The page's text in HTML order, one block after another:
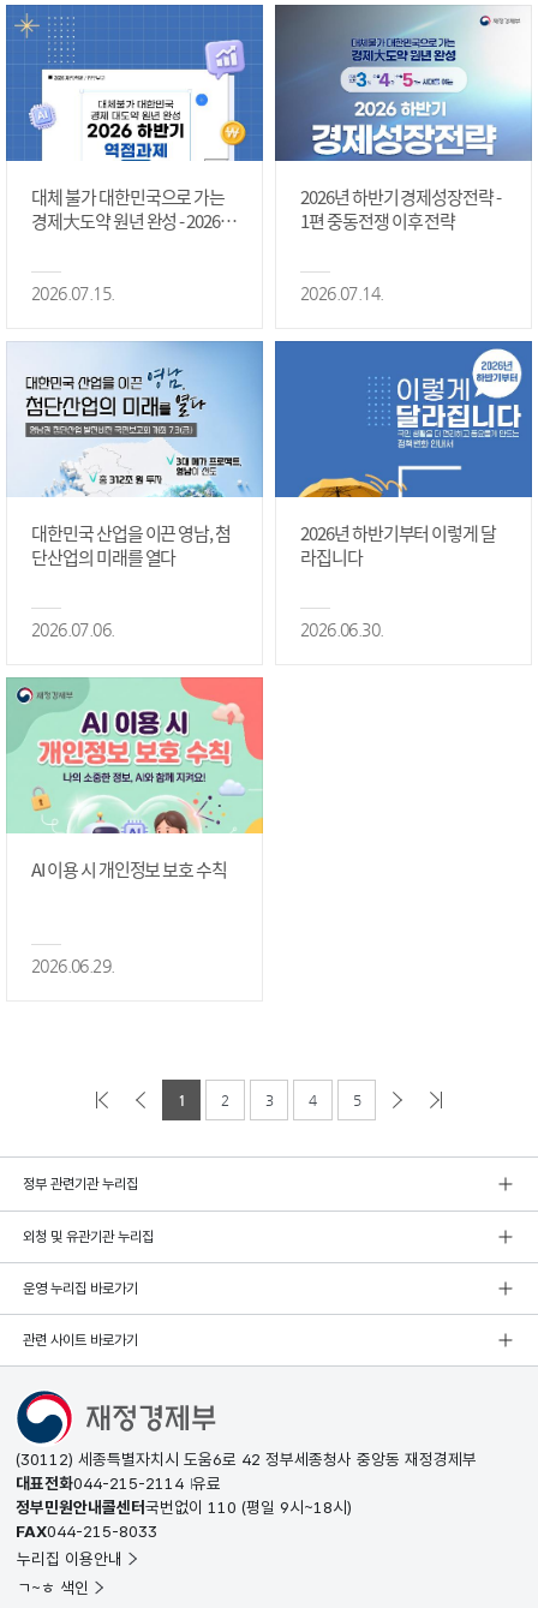
대체 불가 대한민국으로 가는
경제大도약 원년 완성 - 2026 하
2026.07.15.
2026년 하반기 경제성장전략 -
1편 중동전쟁 이후 전략
2026.07.14.
대한민국 산업을 이끈 영남, 첨
단산업의 미래를 열다
2026.07.06.
2026년 하반기부터 이렇게 달
라집니다
2026.06.30.
AI 이용 시 개인정보 보호 수칙
2026.06.29.
1 2 3 4 5
정부 관련기관 누리집
외청 및 유관기관 누리집
운영 누리집 바로가기
관련 사이트 바로가기
(30112) 세종특별자치시 도움6로 42 정부세종청사 중앙동 재정경제부
대표전화044-215-2114 유료
정부민원안내콜센터국번없이 110 (평일 9시~18시)
FAX044-215-8033
누리집 이용안내
ㄱ~ㅎ 색인